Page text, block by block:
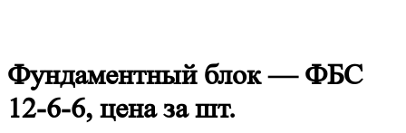
Фундаментныйблок — ФБС
12-6-6, цена за шт.